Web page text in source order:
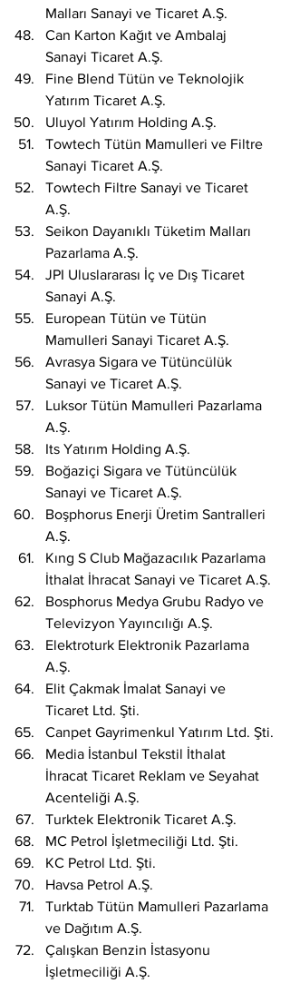
Malları Sanayi ve Ticaret A.Ş.
Can Karton Kağıt ve Ambalaj
Sanayi Ticaret A.Ş.
Fine Blend Tütün ve Teknolojik
Yatırım Ticaret A.Ş.
Uluyol Yatırım Holding A.Ş.
Towtech Tütün Mamulleri ve Filtre
Sanayi Ticaret A.Ş.
Towtech Filtre Sanayi ve Ticaret
A.Ş.
Seikon Dayanıklı Tüketim Malları
Pazarlama A.Ş.
JPI Uluslararası İç ve Dış Ticaret
Sanayi A.Ş.
European Tütün ve Tütün
Mamulleri Sanayi Ticaret A.Ş.
Avrasya Sigara ve Tütüncülük
Sanayi ve Ticaret A.Ş.
Luksor Tütün Mamulleri Pazarlama
A.Ş.
Its Yatırım Holding A.Ş.
Boğaziçi Sigara ve Tütüncülük
Sanayi ve Ticaret A.Ş.
Boşphorus Enerji Üretim Santralleri
A.Ş.
Kıng S Club Mağazacılık Pazarlama
İthalat İhracat Sanayi ve Ticaret A.Ş.
Bosphorus Medya Grubu Radyo ve
Televizyon Yayıncılığı A.Ş.
Elektroturk Elektronik Pazarlama
A.Ş.
Elit Çakmak İmalat Sanayi ve
Ticaret Ltd. Şti.
Canpet Gayrimenkul Yatırım Ltd. Şti.
Media İstanbul Tekstil İthalat
İhracat Ticaret Reklam ve Seyahat
Acenteliği A.Ş.
Turktek Elektronik Ticaret A.Ş.
MC Petrol İşletmeciliği Ltd. Şti.
KC Petrol Ltd. Şti.
Havsa Petrol A.Ş.
Turktab Tütün Mamulleri Pazarlama
ve Dağıtım A.Ş.
Çalışkan Benzin İstasyonu
İşletmeciliği A.Ş.